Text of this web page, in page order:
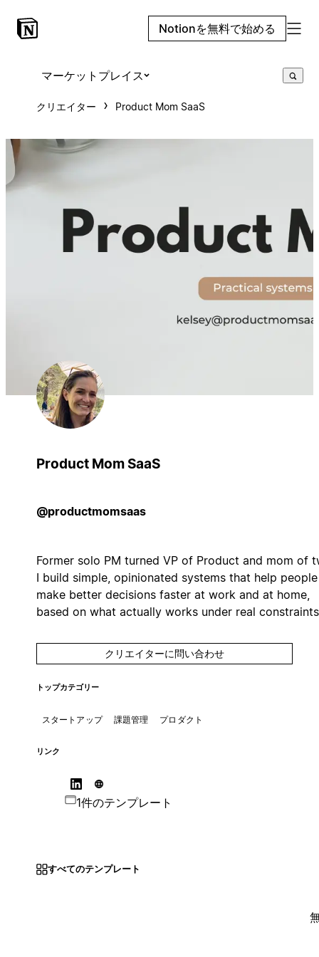
Notionを無料で始める
マーケットプレイス
クリエイター Product Mom SaaS
Product Mom SaaS
@productmomsaas
Former solo PM turned VP of Product and mom of
I build simple, opinionated systems that help people
make better decisions faster at work and at home,
based on what actually works under real
クリエイターに問い合わせ
トップカテゴリー
スタートアップ 課題管理 プロダクト
リンク
1件のテンプレート
すべてのテンプレート